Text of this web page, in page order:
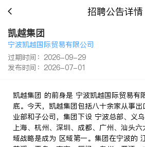
招聘公告详情
凯越集团
宁波凯越国际贸易有限公司
过期时间：2026-09-29
发布时间：2026-07-01
凯越集团 的前身是 宁波凯越国际贸易有
底。今天，凯越集团包括八十余家从事
业部和子公司，集团下设 宁波总部、义
上海、杭州、深圳、成都、广州、汕头
域战略是成为 区域第一。集团在宁波的